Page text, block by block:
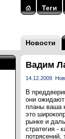
Теги
Новости
Вадим
14.12.2009
В
они ожидают
планы ваша
это
рынке и
стратегия -
потрясений,